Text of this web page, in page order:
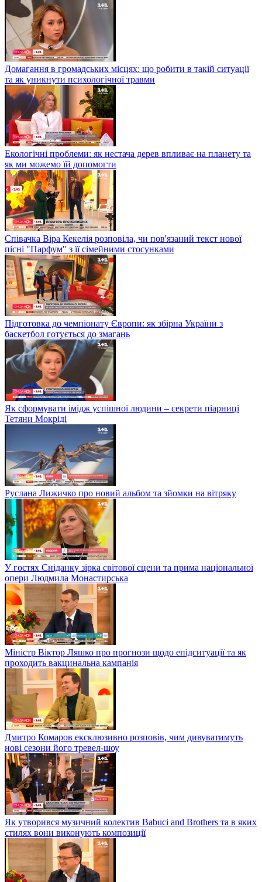
Домагання в громадських місцях: що робити в такій ситуації
та як уникнути психологічної травми
Екологічні проблеми: як нестача дерев впливає на планету та
як ми можемо їй допомогти
Співачка Віра Кекелія розповіла, чи пов'язаний текст нової
пісні "Парфум" з її сімейними стосунками
Підготовка до чемпіонату Європи: як збірна України з
баскетбол готується до змагань
Як сформувати імідж успішної людини – секрети піарниці
Тетяни Мокріді
Руслана Лижичко про новий альбом та зйомки на вітряку
У гостях Сніданку зірка світової сцени та прима національної
опери Людмила Монастирська
Міністр Віктор Ляшко про прогнози щодо епідситуації та як
проходить вакцинальна кампанія
Дмитро Комаров ексклюзивно розповів, чим дивуватимуть
нові сезони його тревел-шоу
Як утворився музичний колектив Babuci and Brothers та в яких
стилях вони виконують композиції